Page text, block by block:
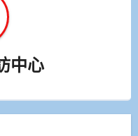
中心